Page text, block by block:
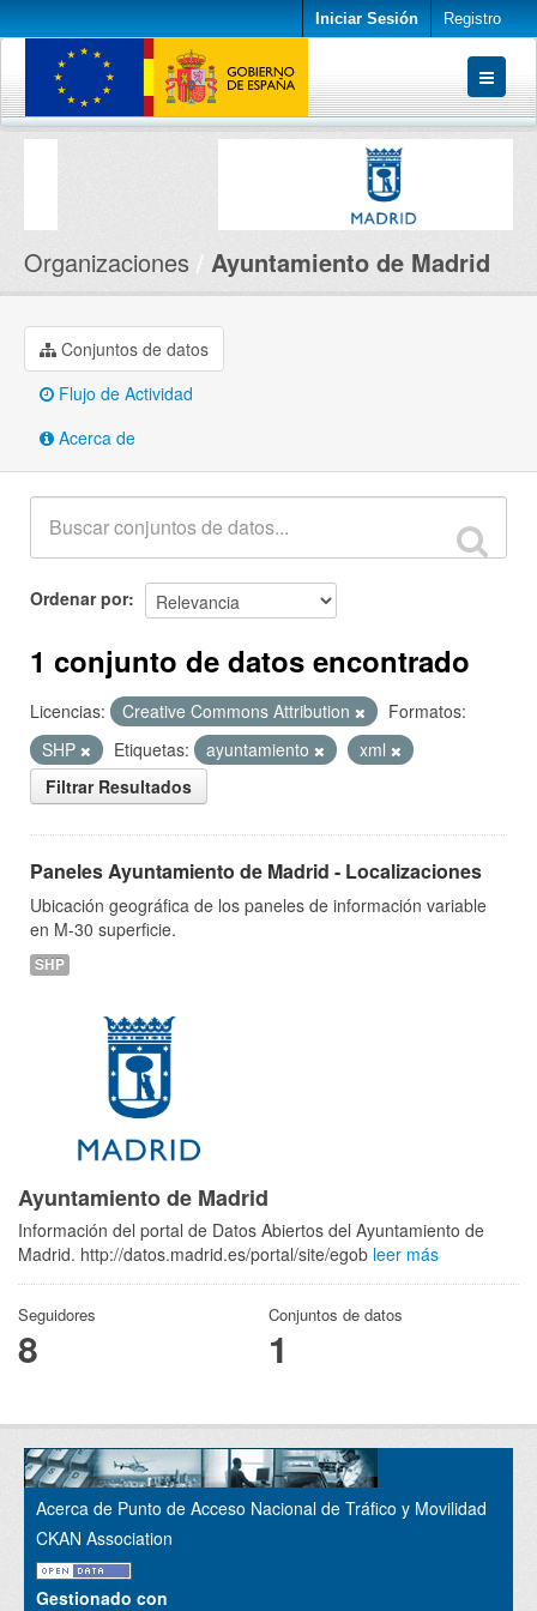
Iniciar Sesión Registro
Conjuntos de datos
Organizaciones Ayuntamiento de Madrid
Conjuntos de datos
Flujo de Actividad
Acerca de
Ordenar por
1 conjunto de datos encontrado
Licencias: Creative Commons Attribution
Formatos:
SHP
Etiquetas: ayuntamiento
xml
Filtrar Resultados
Paneles Ayuntamiento de Madrid - Localizaciones
Ubicación geográfica de los paneles de información variable
en M-30 superficie.
SHP
Ayuntamiento de Madrid
Información del portal de Datos Abiertos del Ayuntamiento de
Madrid. http://datos.madrid.es/portal/site/egob leer más
Seguidores
8
Conjuntos de datos
1
Acerca de Punto de Acceso Nacional de Tráfico y Movilidad
CKAN Association
Gestionado con